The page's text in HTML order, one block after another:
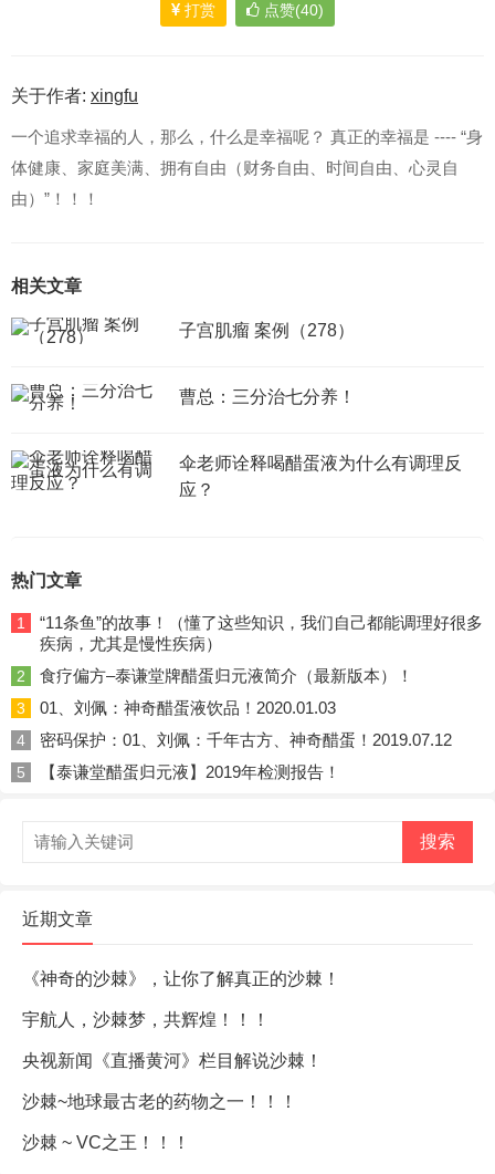
打赏 点赞(40)
关于作者: xingfu
一个追求幸福的人，那么，什么是幸福呢？ 真正的幸福是 ---- “身
体健康、家庭美满、拥有自由（财务自由、时间自由、心灵自
由）”！！！
相关文章
子宫肌瘤 案例（278）
曹总：三分治七分养！
伞老师诠释喝醋蛋液为什么有调理反
应？
热门文章
1
“11条鱼”的故事！（懂了这些知识，我们自己都能调理好很多
疾病，尤其是慢性疾病）
2 食疗偏方–泰谦堂牌醋蛋归元液简介（最新版本）！
3 01、刘佩：神奇醋蛋液饮品！2020.01.03
4 密码保护：01、刘佩：千年古方、神奇醋蛋！2019.07.12
5 【泰谦堂醋蛋归元液】2019年检测报告！
搜索
近期文章
《神奇的沙棘》，让你了解真正的沙棘！
宇航人，沙棘梦，共辉煌！！！
央视新闻《直播黄河》栏目解说沙棘！
沙棘~地球最古老的药物之一！！！
沙棘 ~ VC之王！！！